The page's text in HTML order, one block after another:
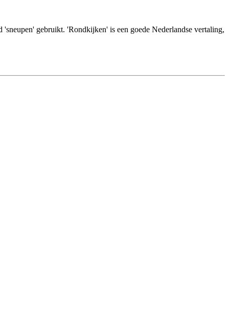
gebruikt. 'Rondkijken' is een goede Nederlandse vertaling,